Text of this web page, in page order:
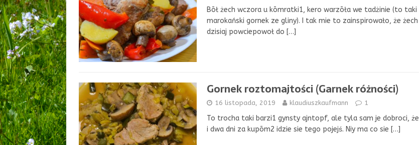
Bōł żech wczora u kōmratki1, kero warzōła we tadżinie (to taki
marokański gornek ze gliny). I tak mie to zainspirowało, że żech
dzisiaj powciepowoł do […]
Gornek roztomajtości (Garnek różności)
16 listopada, 2019 klaudiuszkaufmann 1
To trocha taki barzi1 gynsty ajntopf, ale tyla sam je dobroci, że
i dwa dni za kupōm2 idzie sie tego pojejś. Niy ma co sie […]